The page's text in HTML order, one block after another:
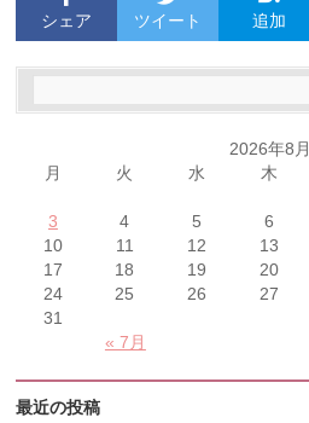
シェア ツイート 追加
2026年8月
月
火 水 木
« 7月
3
4 5 6
10
11 12 13
17
18 19 20
24
25 26 27
31
最近の投稿